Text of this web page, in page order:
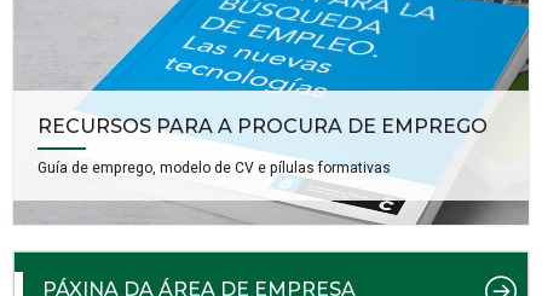
RECURSOS PARA A PROCURA DE EMPREGO
Guía de emprego, modelo de CV e pílulas formativas
PÁXINA DA ÁREA DE EMPRESA